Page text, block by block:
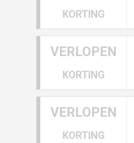
KORTING
VERLOPEN
KORTING
VERLOPEN
KORTING